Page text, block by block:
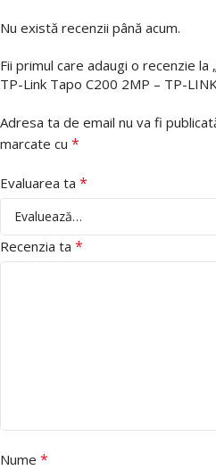
Nu există recenzii până acum.
Fii primul care adaugi o recenzie
TP-Link Tapo C200 2MP – TP-
Adresa ta de email nu va fi
marcate cu *
Evaluarea ta *
Recenzia ta *
Nume *